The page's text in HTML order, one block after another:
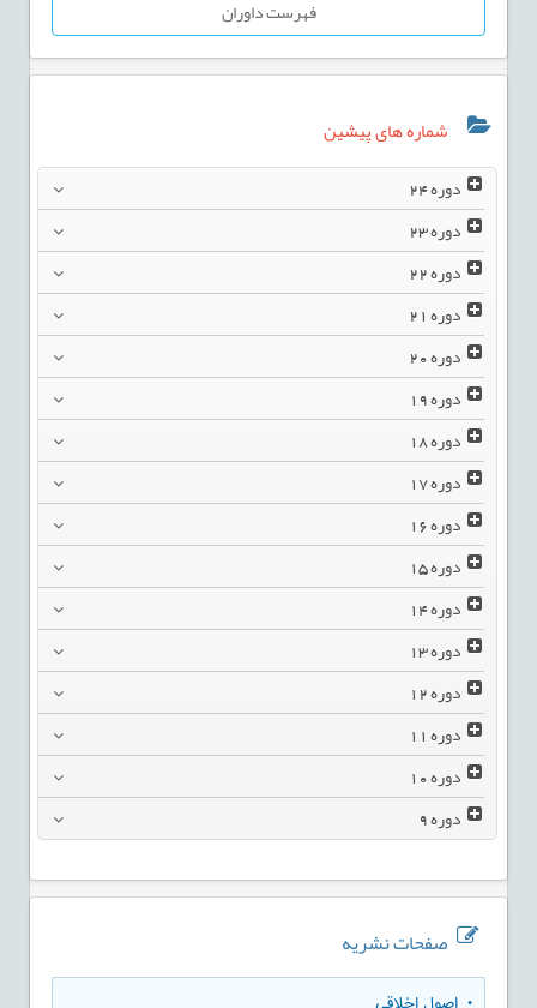
فهرست داوران
شماره های پیشین
دوره24
دوره23
دوره22
دوره21
دوره20
دوره19
دوره18
دوره17
دوره16
دوره15
دوره14
دوره13
دوره12
دوره11
دوره10
دوره9
صفحات نشریه